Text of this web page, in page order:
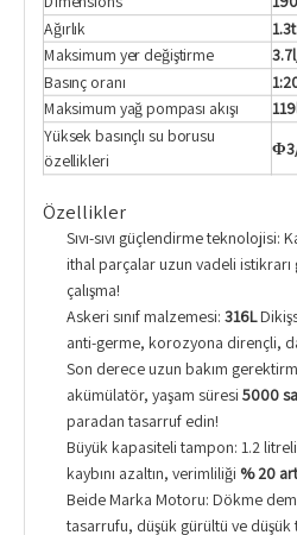
Ağırlık
1.3t
Maksimum yer değiştirme
Basınç oranı
Maksimum yağ pompası akışı
Yüksek basınçlı su borusu
özellikleri
Özellikler
Sıvı-sıvı güçlendirme teknolojisi:
ithal parçalar uzun vadeli
çalışma!
Askeri sınıf malzemesi: 316L
anti-germe, korozyona dirençli,
Son derece uzun bakım
akümülatör, yaşam süresi 5000
paradan tasarruf edin!
Büyük kapasiteli tampon: 1.2
kaybını azaltın, verimliliği % 20
Beide Marka Motoru: Dökme
tasarrufu, düşük gürültü ve düşük